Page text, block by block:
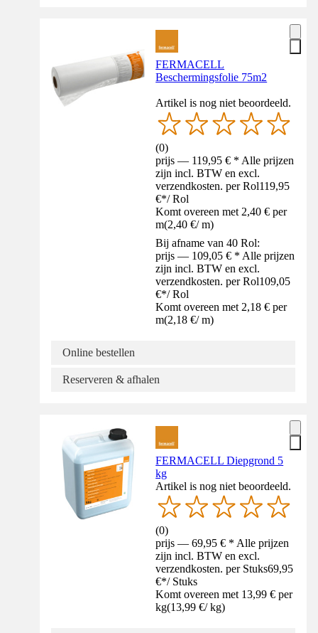
FERMACELL
Beschermingsfolie 75m2
Artikel is nog niet beoordeeld.
(0)
prijs — 119,95 € * Alle prijzen
zijn incl. BTW en excl.
verzendkosten. per Rol119,95
€*/ Rol
Komt overeen met 2,40 € per
m(2,40 €/ m)
Bij afname van 40 Rol:
prijs — 109,05 € * Alle prijzen
zijn incl. BTW en excl.
verzendkosten. per Rol109,05
€*/ Rol
Komt overeen met 2,18 € per
m(2,18 €/ m)
Online bestellen
Reserveren & afhalen
FERMACELL Diepgrond 5
kg
Artikel is nog niet beoordeeld.
(0)
prijs — 69,95 € * Alle prijzen
zijn incl. BTW en excl.
verzendkosten. per Stuks69,95
€*/ Stuks
Komt overeen met 13,99 € per
kg(13,99 €/ kg)